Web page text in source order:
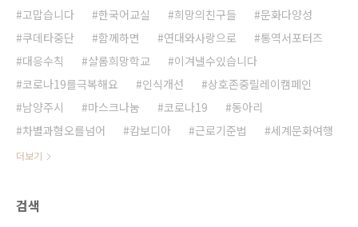
고맙습니다
한국어교실 희망의친구들
문화다양성
쿠데타중단
함께하면 연대와사랑으로
통역서포터즈
대응수칙
샬롬희망학교
이겨낼수있습니다
코로나19를극복해요
인식개선
상호존중릴레이캠페인
남양주시
마스크나눔 코로나19
동아리
차별과혐오를넘어
캄보디아 근로기준법 세계문화여행
더보기
검색